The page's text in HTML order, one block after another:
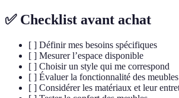
✅ Checklist avant achat
[ ] Définir mes besoins spécifiques
[ ] Mesurer l’espace disponible
[ ] Choisir un style qui me correspond
[ ] Évaluer la fonctionnalité des meubles
[ ] Considérer les matériaux et leur